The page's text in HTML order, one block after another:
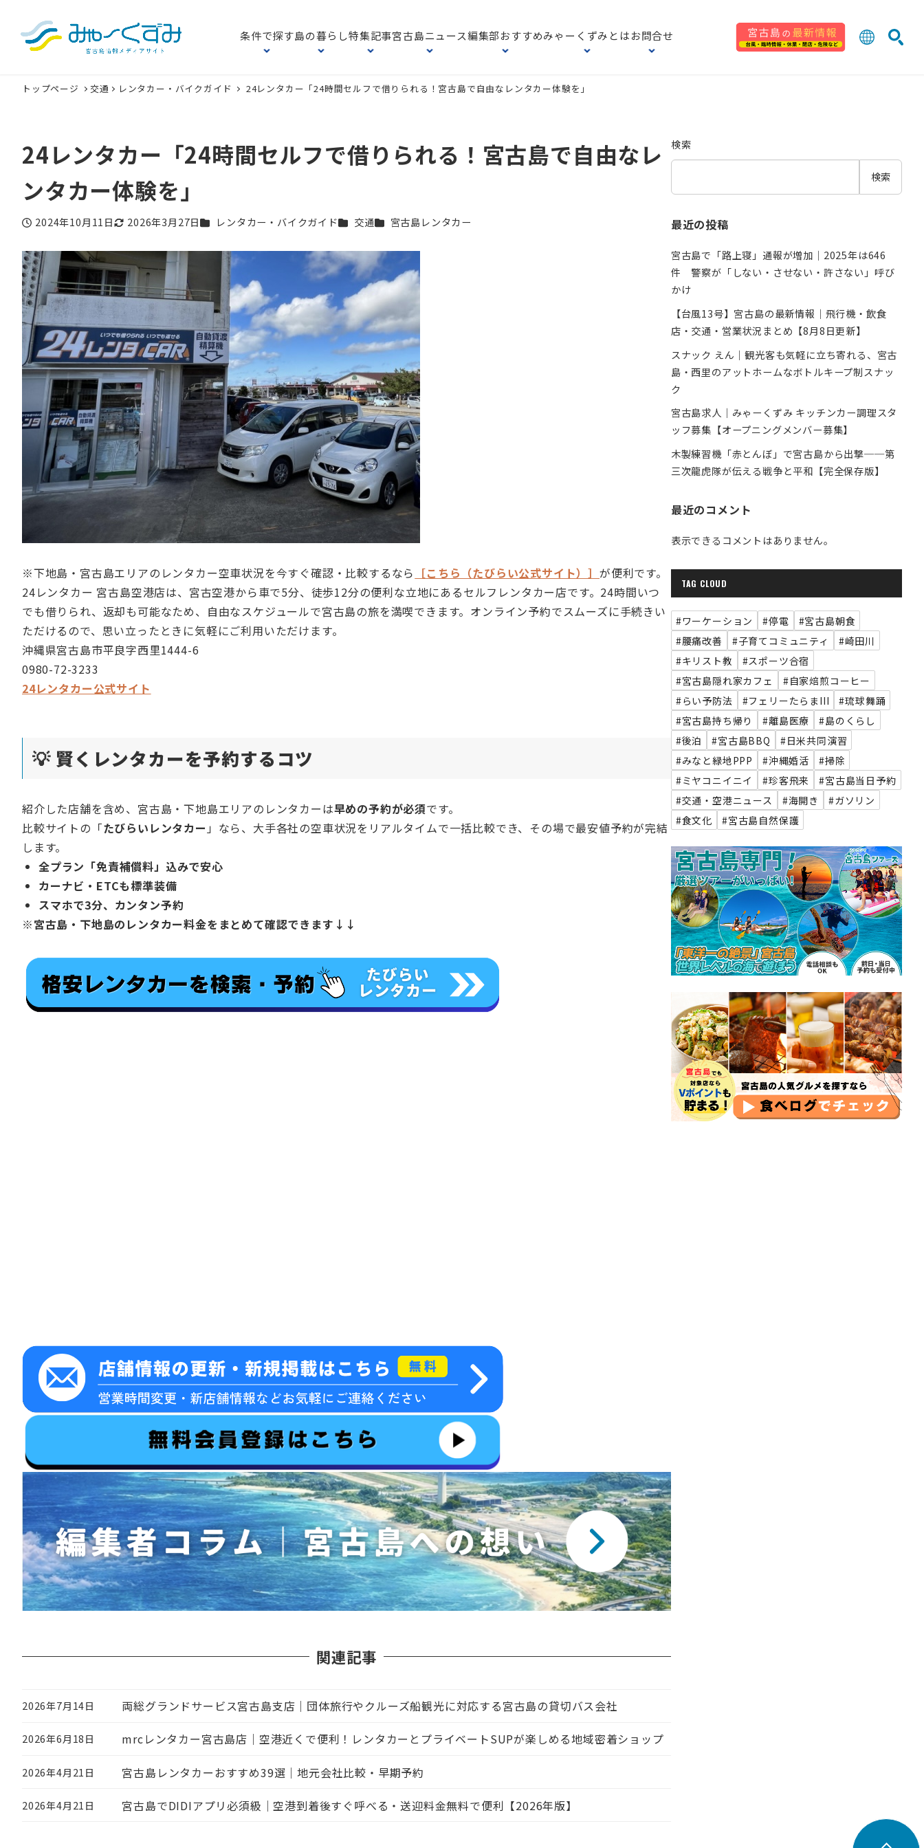
条件で探す島の暮らし特集記事宮古島ニュース編集部おすすめみゃーくずみとはお問合せ
トップページ 交通 レンタカー・バイクガイド 24レンタカー「24時間セルフで借りられる！宮古島で自由なレンタカー体験を」
24レンタカー「24時間セルフで借りられる！宮古島で自由なレ
ンタカー体験を」
投稿日
2024年10月11日
更新日
2026年3月27日カテゴリー
レンタカー・バイクガイドカテゴリー
交通カテゴリー
宮古島レンタカー
※下地島・宮古島エリアのレンタカー空車状況を今すぐ確認・比較するなら ［こちら（たびらい公式サイト）］が便利です。
24レンタカー 宮古島空港店は、宮古空港から車で5分、徒歩12分の便利な立地にあるセルフレンタカー店です。24時間いつ
でも借りられ、返却も可能なため、自由なスケジュールで宮古島の旅を満喫できます。オンライン予約でスムーズに手続きい
ただけるので、思い立ったときに気軽にご利用いただけます。
沖縄県宮古島市平良字西里1444-6
0980-72-3233
24レンタカー公式サイト
💡 賢くレンタカーを予約するコツ
紹介した店舗を含め、宮古島・下地島エリアのレンタカーは早めの予約が必須です。
比較サイトの「たびらいレンタカー 」なら、大手各社の空車状況をリアルタイムで一括比較でき、その場で最安値予約が完結
します。
全プラン「免責補償料」込みで安心
カーナビ・ETCも標準装備
スマホで3分、カンタン予約
※宮古島・下地島のレンタカー料金をまとめて確認できます↓↓
関連記事
投稿日
2026年7月14日 両総グランドサービス宮古島支店｜団体旅行やクルーズ船観光に対応する宮古島の貸切バス会社
投稿日
2026年6月18日 mrcレンタカー宮古島店｜空港近くで便利！レンタカーとプライベートSUPが楽しめる地域密着ショップ
投稿日
2026年4月21日 宮古島レンタカーおすすめ39選｜地元会社比較・早期予約
投稿日
2026年4月21日 宮古島でDIDIアプリ必須級｜空港到着後すぐ呼べる・送迎料金無料で便利【2026年版】
検索
検索
最近の投稿
宮古島で「路上寝」通報が増加｜2025年は646
件 警察が「しない・させない・許さない」呼び
かけ
【台風13号】宮古島の最新情報｜飛行機・飲食
店・交通・営業状況まとめ【8月8日更新】
スナック えん｜観光客も気軽に立ち寄れる、宮古
島・西里のアットホームなボトルキープ制スナッ
ク
宮古島求人｜みゃーくずみ キッチンカー調理スタ
ッフ募集【オープニングメンバー募集】
木製練習機「赤とんぼ」で宮古島から出撃──第
三次龍虎隊が伝える戦争と平和【完全保存版】
最近のコメント
表示できるコメントはありません。
TAG CLOUD
#ワーケーション #停電
#宮古島朝食
#腰痛改善
#子育てコミュニティ
#崎田川
#キリスト教
#スポーツ合宿
#宮古島隠れ家カフェ
#自家焙煎コーヒー
#らい予防法
#フェリーたらまIII
#琉球舞踊
#宮古島持ち帰り
#離島医療
#島のくらし
#後泊
#宮古島BBQ
#日米共同演習
#みなと緑地PPP
#沖縄婚活
#掃除
#ミヤコニイニイ
#珍客飛来
#宮古島当日予約
#交通・空港ニュース
#海開き
#ガソリン
#食文化
#宮古島自然保護